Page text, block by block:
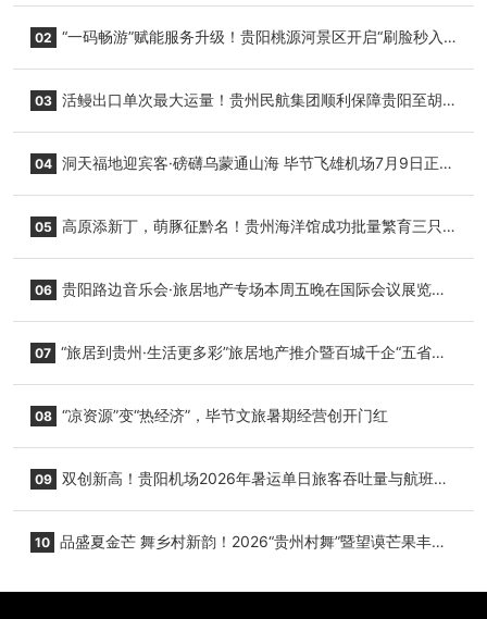
02 “一码畅游”赋能服务升级！贵阳桃源河景区开启“刷脸秒入
03 活鳗出口单次最大运量！贵州民航集团顺利保障贵阳至胡
04 洞天福地迎宾客·磅礴乌蒙通山海 毕节飞雄机场7月9日正式
05 高原添新丁，萌豚征黔名！贵州海洋馆成功批量繁育三只
06 贵阳路边音乐会·旅居地产专场本周五晚在国际会议展览中
07 “旅居到贵州·生活更多彩”旅居地产推介暨百城千企“五省
08 “凉资源”变“热经济”，毕节文旅暑期经营创开门红
09 双创新高！贵阳机场2026年暑运单日旅客吞吐量与航班起
10 品盛夏金芒 舞乡村新韵！2026“贵州村舞”暨望谟芒果丰收